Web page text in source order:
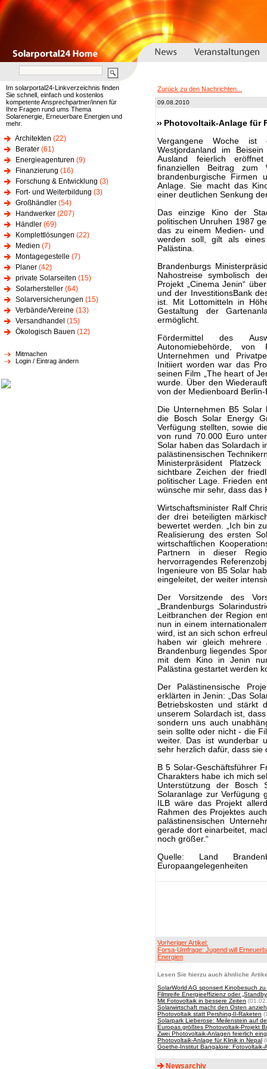
Im solarportal24-Linkverzeichnis finden
Sie schnell, einfach und kostenlos
kompetente Ansprechpartner/innen für
Ihre Fragen rund ums Thema
Solarenergie, Erneuerbare Energien und
mehr.
Architekten (22)
Berater (61)
Energieagenturen (9)
Finanzierung (16)
Forschung & Entwicklung (3)
Fort- und Weiterbildung (3)
Großhändler (54)
Handwerker (207)
Händler (69)
Komplettlösungen (22)
Medien (7)
Montagegestelle (7)
Planer (42)
private Solarseiten (15)
Solarhersteller (64)
Solarversicherungen (15)
Verbände/Vereine (13)
Versandhandel (15)
Ökologisch Bauen (12)
Mitmachen
Login / Eintrag ändern
Zurück zu den Nachrichten...
09.08.2010
Photovoltaik-Anlage für
Vergangene Woche
Westjordanland im
Ausland feierlich
finanziellen Beitrag zum
brandenburgische
Anlage. Sie macht das
einer deutlichen Senkung
Das einzige Kino der
politischen Unruhen 1987
das zu einem Medien- und
werden soll, gilt als eines
Palästina.
Brandenburgs
Nahostreise symbolisch
Projekt „Cinema Jenin“
und der InvestitionsBank
ist. Mit Lottomitteln in
Gestaltung der
ermöglicht.
Fördermittel des
Autonomiebehörde,
Unternehmen und
Initiiert worden war das
seinen Film „The heart of
wurde. Über den
von der Medienboard
Die Unternehmen B5
die Bosch Solar Energy
Verfügung stellten, sowie
von rund 70.000 Euro
Solar haben das Solardach
palästinensischen
Ministerpräsident
sichtbare Zeichen der
politischer Lage. Frieden
wünsche mir sehr, dass das
Wirtschaftsminister Ralf
der drei beteiligten
bewertet werden. „Ich bin
Realisierung des ersten
wirtschaftlichen
Partnern in dieser
hervorragendes
Ingenieure von B5 Solar
eingeleitet, der weiter
Der Vorsitzende des
„Brandenburgs
Leitbranchen der Region
nun in einem
wird, ist an sich schon
haben wir gleich mehrere
Brandenburg liegendes
mit dem Kino in Jenin
Palästina gestartet werden
Der Palästinensische
erklärten in Jenin: „Das
Betriebskosten und stärkt
unserem Solardach ist,
sondern uns auch
sein sollte oder nicht - die
weiter. Das ist wunderbar
sehr herzlich dafür, dass
B 5 Solar-Geschäftsführer
Charakters habe ich mich
Unterstützung der
Solaranlage zur Verfügung
ILB wäre das Projekt
Rahmen des Projektes
palästinensischen
gerade dort einarbeitet,
noch größer.“
Quelle: Land
Europaangelegenheiten
Vorheriger Artikel:
Forsa-Umfrage: Jugend will
Energien
Lesen Sie hierzu auch ähnliche
SolarWorld AG sponsert Kinobesuch
Filmreife Energieeffizienz oder
Mit Fotovoltaik in bessere Zeiten
Solarwirtschaft macht den Osten
Photovoltaik statt Pershing-II-Raketen
Solarpark Lieberose: Meilenstein auf
Europas größtes Photovoltaik-Projekt
Zwei Photovoltaik-Anlagen feierlich
Photovoltaik-Anlage für Klinik in Nepal
Goethe-Institut Bangalore:
Newsarchiv